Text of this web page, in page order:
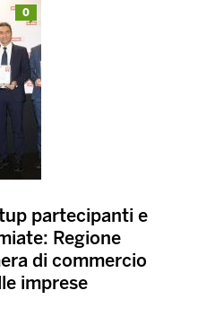
0
partecipanti e
Regione
di commercio
imprese